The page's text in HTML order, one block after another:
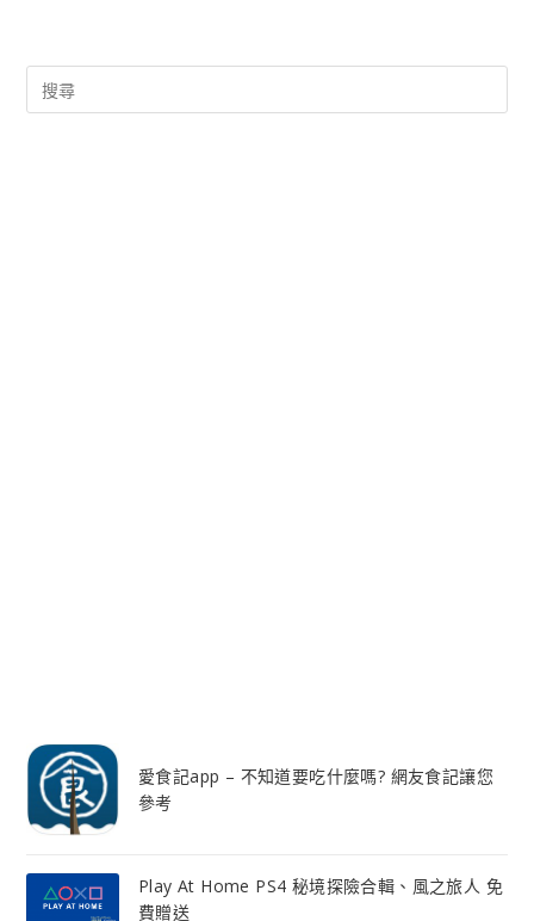
愛食記app – 不知道要吃什麼嗎? 網友食記讓您
參考
Play At Home PS4 秘境探險合輯、風之旅人 免
費贈送